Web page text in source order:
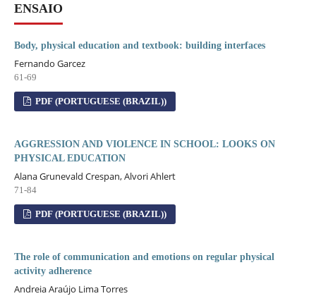
ENSAIO
Body, physical education and textbook: building interfaces
Fernando Garcez
61-69
PDF (PORTUGUESE (BRAZIL))
AGGRESSION AND VIOLENCE IN SCHOOL: LOOKS ON
PHYSICAL EDUCATION
Alana Grunevald Crespan, Alvori Ahlert
71-84
PDF (PORTUGUESE (BRAZIL))
The role of communication and emotions on regular physical
activity adherence
Andreia Araújo Lima Torres